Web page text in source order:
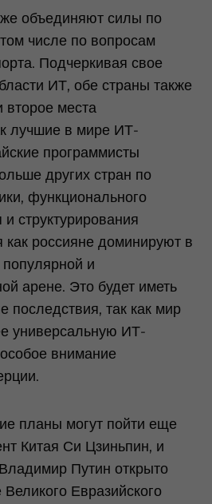
объединяют силы по
числе по вопросам
Подчеркивая свое
ИТ, обе страны также
места
лучшие в мире ИТ-
программисты
других стран по
функционального
структурирования
россияне доминируют в
и
арене. Это будет иметь
последствия, так как мир
универсальную ИТ-
внимание
планы могут пойти еще
Китая Си Цзиньпин, и
Путин открыто
Евразийского